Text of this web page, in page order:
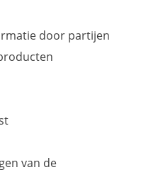
door partijen
van de